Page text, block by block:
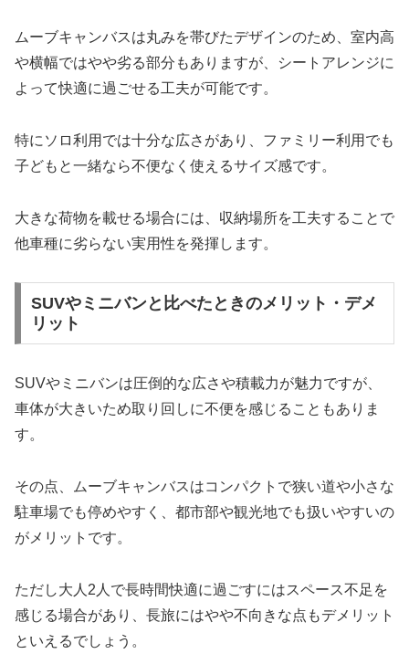
ムーブキャンバスは丸みを帯びたデザインのため、室内高
や横幅ではやや劣る部分もありますが、シートアレンジに
よって快適に過ごせる工夫が可能です。
特にソロ利用では十分な広さがあり、ファミリー利用でも
子どもと一緒なら不便なく使えるサイズ感です。
大きな荷物を載せる場合には、収納場所を工夫することで
他車種に劣らない実用性を発揮します。
SUVやミニバンと比べたときのメリット・デメ
リット
SUVやミニバンは圧倒的な広さや積載力が魅力ですが、
車体が大きいため取り回しに不便を感じることもありま
す。
その点、ムーブキャンバスはコンパクトで狭い道や小さな
駐車場でも停めやすく、都市部や観光地でも扱いやすいの
がメリットです。
ただし大人2人で長時間快適に過ごすにはスペース不足を
感じる場合があり、長旅にはやや不向きな点もデメリット
といえるでしょう。